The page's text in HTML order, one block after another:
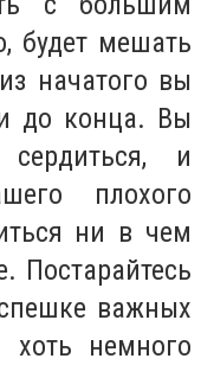
будет мешать
начатого вы
до конца. Вы
и
плохого
ни в чем
Постарайтесь
важных
хоть немного